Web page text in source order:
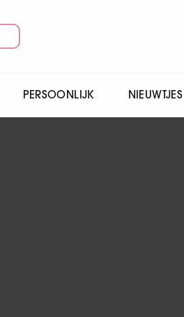
PERSOONLIJK NIEUWTJES